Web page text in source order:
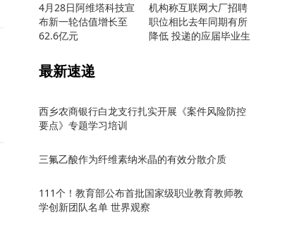
4月28日阿维塔科技宣
布新一轮估值增长至
62.6亿元
机构称互联网大厂招聘
职位相比去年同期有所
降低 投递的应届毕业生
最新速递
西乡农商银行白龙支行扎实开展《案件风险防控
要点》专题学习培训
三氟乙酸作为纤维素纳米晶的有效分散介质
111个！教育部公布首批国家级职业教育教师教
学创新团队名单 世界观察